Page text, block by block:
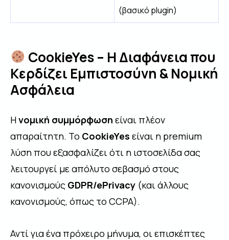
(βασικό plugin)
CookieYes – Η Διαφάνεια που
Κερδίζει Εμπιστοσύνη & Νομική
Ασφάλεια
Ηνομική συμμόρφωση είναι πλέον
απαραίτητη. Το CookieYes είναι η premium
λύση που εξασφαλίζει ότι η ιστοσελίδα σας
λειτουργεί με απόλυτο σεβασμό στους
κανονισμούς GDPR/ePrivacy (και άλλους
κανονισμούς, όπως το CCPA).
Αντί για ένα πρόχειρο μήνυμα, οι επισκέπτες